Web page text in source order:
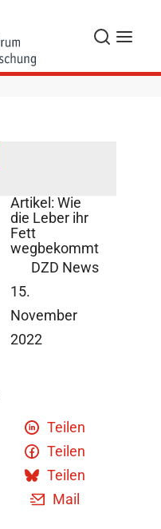
Suche
Artikel: Wie
die Leber ihr
Fett
wegbekommt
DZD News
15.
November
2022
Teilen
Teilen
Teilen
Mail